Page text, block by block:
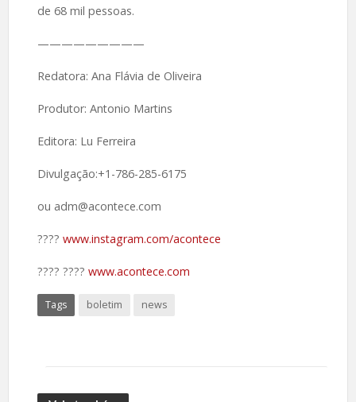
de 68 mil pessoas.
—————————
Redatora: Ana Flávia de Oliveira
Produtor: Antonio Martins
Editora: Lu Ferreira
Divulgação:+1-786-285-6175
ou adm@acontece.com
????️ www.instagram.com/acontece
????️ ???? www.acontece.com
Tags boletim news